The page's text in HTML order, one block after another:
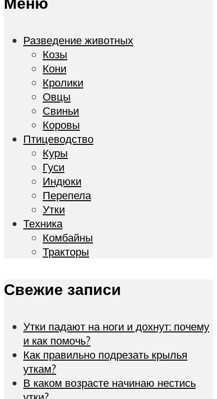
Разведение животных
Козы
Кони
Кролики
Овцы
Свиньи
Коровы
Птицеводство
Куры
Гуси
Индюки
Перепела
Утки
Техника
Комбайны
Тракторы
Свежие записи
Утки падают на ноги и дохнут: почему
и как помочь?
Как правильно подрезать крылья
уткам?
В каком возрасте начинаю нестись